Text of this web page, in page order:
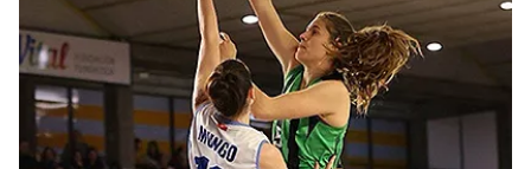
Herri-kirolak
Balonmano